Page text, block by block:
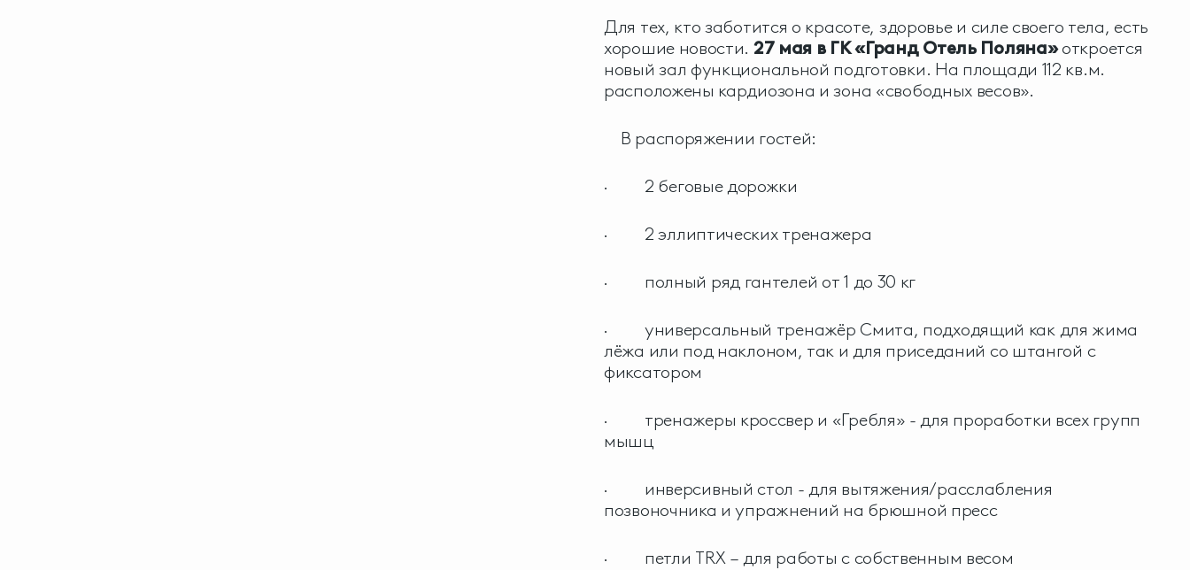
Для тех, кто заботится о красоте, здоровье и силе своего тела, есть
хорошие новости. 27 мая в ГК «Гранд Отель Поляна»откроется
новый зал функциональной подготовки. На площади 112 кв.м.
расположены кардиозона и зона «свободных весов».
В распоряжении гостей:
· 2 беговые дорожки
· 2 эллиптических тренажера
· полный ряд гантелей от 1 до 30 кг
· универсальный тренажёр Смита, подходящий как для жима
лёжа или под наклоном, так и для приседаний со штангой с
фиксатором
· тренажеры кроссвер и «Гребля» - для проработки всех групп
мышц
· инверсивный стол - для вытяжения/расслабления
позвоночника и упражнений на брюшной пресс
· петли TRX – для работы с собственным весом